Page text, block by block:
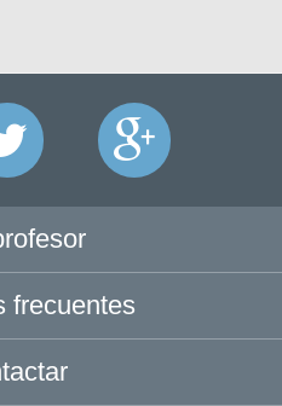
frecuentes